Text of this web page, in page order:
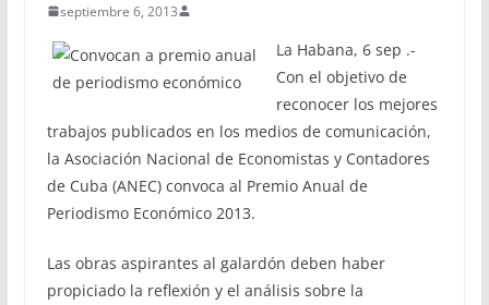
septiembre 6, 2013
La Habana, 6 sep .-
Con el objetivo de
reconocer los mejores
trabajos publicados en los medios de comunicación,
la Asociación Nacional de Economistas y Contadores
de Cuba (ANEC) convoca al Premio Anual de
Periodismo Económico 2013.
Las obras aspirantes al galardón deben haber
propiciado la reflexión y el análisis sobre la